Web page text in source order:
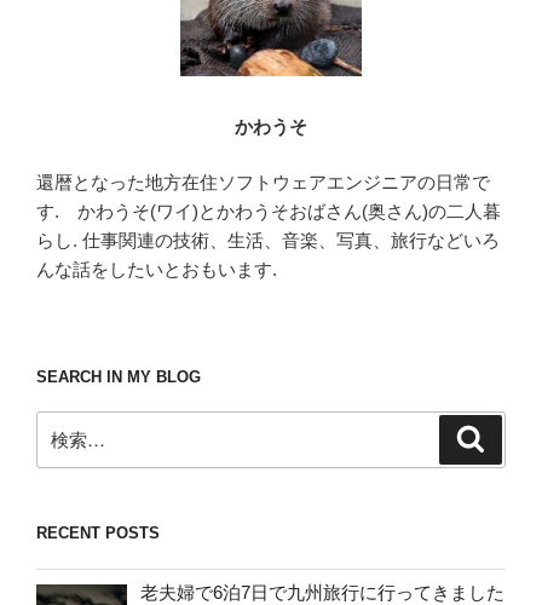
かわうそ
還暦となった地方在住ソフトウェアエンジニアの日常で
す. かわうそ(ワイ)とかわうそおばさん(奥さん)の二人暮
らし. 仕事関連の技術、生活、音楽、写真、旅行などいろ
んな話をしたいとおもいます.
SEARCH IN MY BLOG
索:
RECENT POSTS
老夫婦で6泊7日で九州旅行に行ってきました